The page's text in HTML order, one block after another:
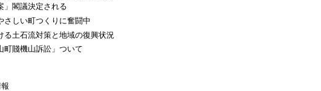
」閣議決定される
さしい町つくりに奮闘中
る土石流対策と地域の復興状況
町賤機山訴訟」ついて